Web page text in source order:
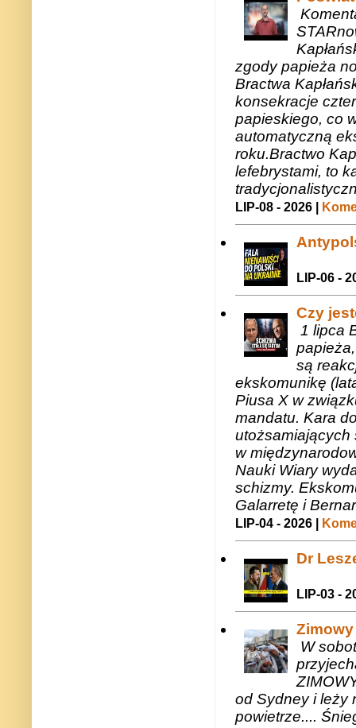
zgody papieża
Bractwa
konsekracje
papieskiego, co
automatyczną
roku.Bractwo
lefebrystami, to
LIP-08 - 2026 |
LIP-06 -
Czy
1 lipca
są
ekskomunikę
Piusa X w
mandatu. Kara
utożsamiających
w
Nauki Wiary
schizmy.
Galarretę i
LIP-04 - 2026 |
Dr
LIP-03 -
W
od Sydney i leży
powietrze....